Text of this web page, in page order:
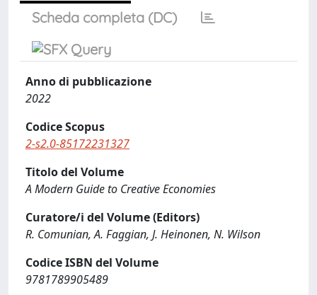
Scheda completa (DC)
Anno di pubblicazione
2022
Codice Scopus
2-s2.0-85172231327
Titolo del Volume
A Modern Guide to Creative Economies
Curatore/i del Volume (Editors)
R. Comunian, A. Faggian, J. Heinonen, N. Wilson
Codice ISBN del Volume
9781789905489